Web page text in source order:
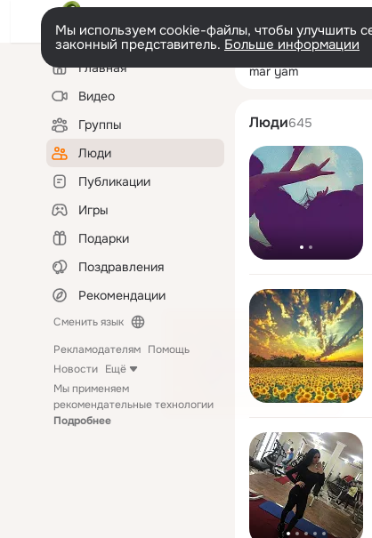
Мы используем cookie-файлы, чтобы улучшить
законный представитель. Больше информации
Левая
колонкаГлавная
Видео
Группы
Люди
Публикации
Игры
Подарки
Поздравления
Рекомендации
Сменить язык
Рекламодателям Помощь
Новости Ещё
Мы применяем
рекомендательные технологии
Подробнее
mar yam
Люди645